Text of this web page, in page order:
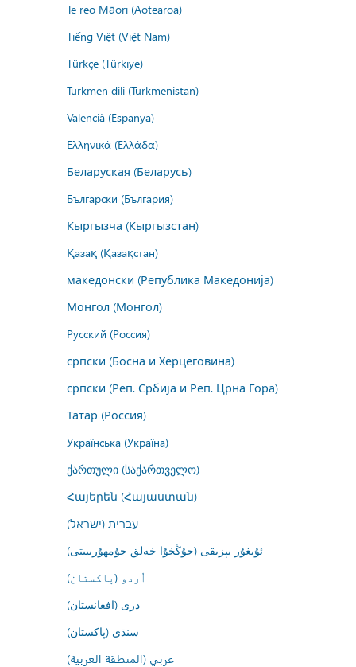
Te reo Māori (Aotearoa)
Tiếng Việt (Việt Nam)
Türkçe (Türkiye)
Türkmen dili (Türkmenistan)
Valencià (Espanya)
Ελληνικά (Ελλάδα)
Беларуская (Беларусь)
Български (България)
Кыргызча (Кыргызстан)
Қазақ (Қазақстан)
македонски (Република Македонија)
Монгол (Монгол)
Русский (Россия)
српски (Босна и Херцеговина)
српски (Реп. Србија и Реп. Црна Гора)
Татар (Россия)
Українська (Україна)
ქართული (საქართველო)
Հայերեն (Հայաստան)
עברית (ישראל)
ئۇيغۇر يېزىقى (جۇڭخۇا خەلق جۇمھۇرىيىتى)
اُردو (پاکستان)
درى (افغانستان)
سنڌي (پاکستان)
عربي (المنطقة العربية)